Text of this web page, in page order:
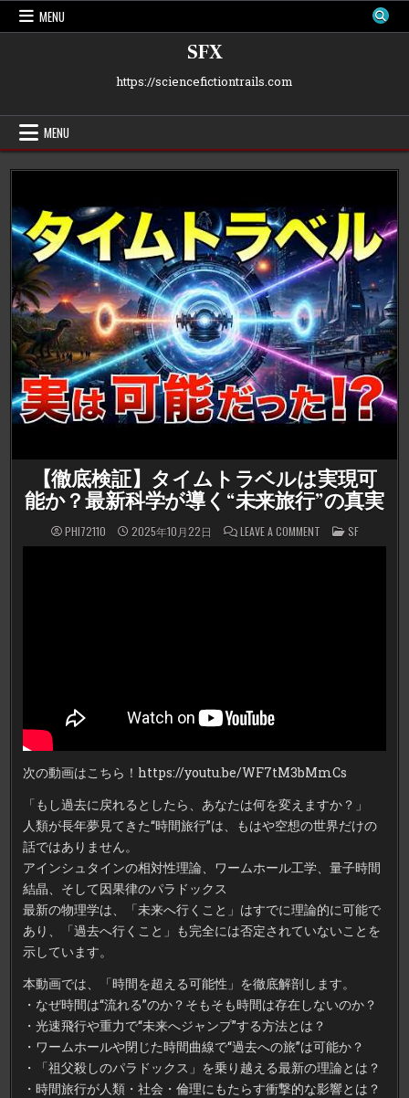
Skip
MENU
SFX
https://sciencefictiontrails.com
MENU
【徹底検証】タイムトラベルは実現可
能か？最新科学が導く“未来旅行”の真実
PHI72110 2025年10月22日 LEAVE A COMMENTON
【徹
科
が
導
来
旅
行”の
真
POSTED
IN
SF
次の動画はこちら！https://youtu.be/WF7tM3bMmCs
「もし過去に戻れるとしたら、あなたは何を変えますか？」
人類が長年夢見てきた“時間旅行”は、もはや空想の世界だけの
話ではありません。
アインシュタインの相対性理論、ワームホール工学、量子時間
結晶、そして因果律のパラドックス
最新の物理学は、「未来へ行くこと」はすでに理論的に可能で
あり、「過去へ行くこと」も完全には否定されていないことを
示しています。
本動画では、「時間を超える可能性」を徹底解剖します。
・なぜ時間は“流れる”のか？そもそも時間は存在しないのか？
・光速飛行や重力で“未来へジャンプ”する方法とは？
・ワームホールや閉じた時間曲線で“過去への旅”は可能か？
・「祖父殺しのパラドックス」を乗り越える最新の理論とは？
・時間旅行が人類・社会・倫理にもたらす衝撃的な影響とは？